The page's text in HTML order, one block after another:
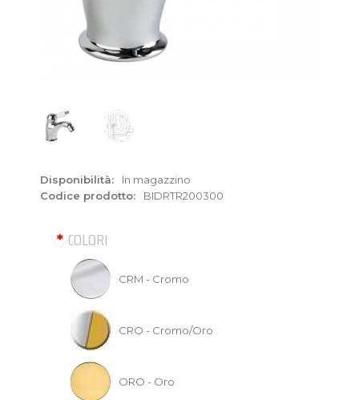
Disponibilità:
In magazzino
Codice prodotto:
BIDRTR200300
COLORI
CRM - Cromo
CRO - Cromo/Oro
ORO - Oro